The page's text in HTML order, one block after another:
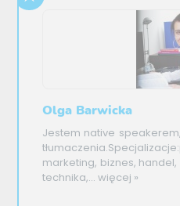
Olga Barwicka
Jestem native
marketing, biznes, handel,
technika,... więcej »